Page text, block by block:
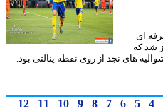
شد که
های نجد از روی نقطه پنالتی بود. -
5
6
7
8
9
10
11
12